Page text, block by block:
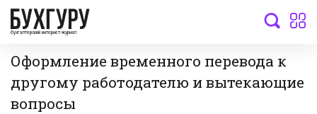
бухгалтерский интернет-журнал
Оформление временного перевода к
другому работодателю и вытекающие
вопросы